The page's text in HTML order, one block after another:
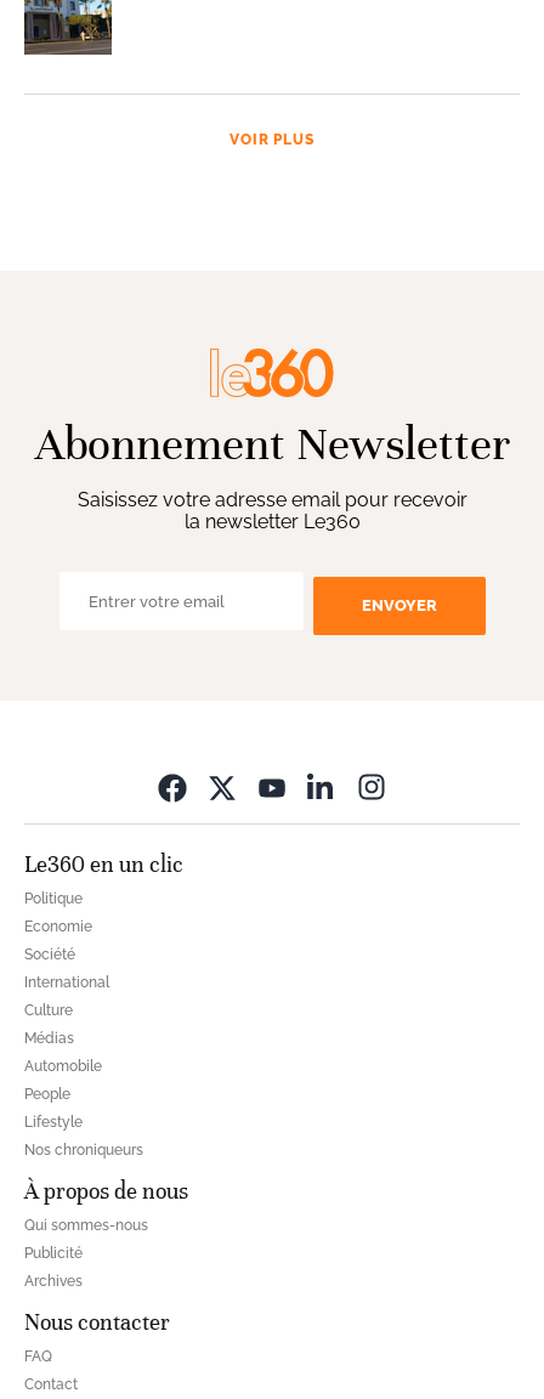
VOIR PLUS
Abonnement Newsletter
Saisissez votre adresse email pour recevoir
la newsletter Le360
ENVOYER
Le360 en un clic
Politique
Economie
Société
International
Culture
Médias
Automobile
People
Lifestyle
Nos chroniqueurs
À propos de nous
Qui sommes-nous
Publicité
Archives
Nous contacter
FAQ
Contact